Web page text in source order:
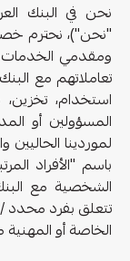
نحن في البنك
"نحن")، نحترم
ومقدمي الخدمات
تعاملاتهم مع
استخدام، تخزين،
المسؤولين أو
لموردينا
باسم "الأفراد
الشخصية مع
تتعلق بفرد محدد /
الخاصة أو